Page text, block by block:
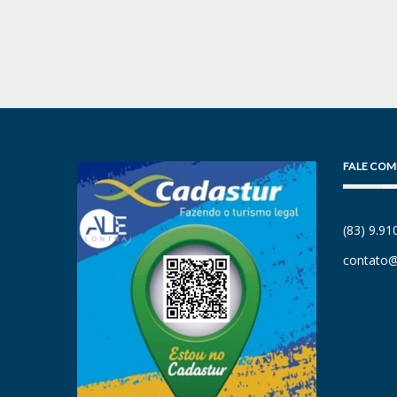
FALE
(83)